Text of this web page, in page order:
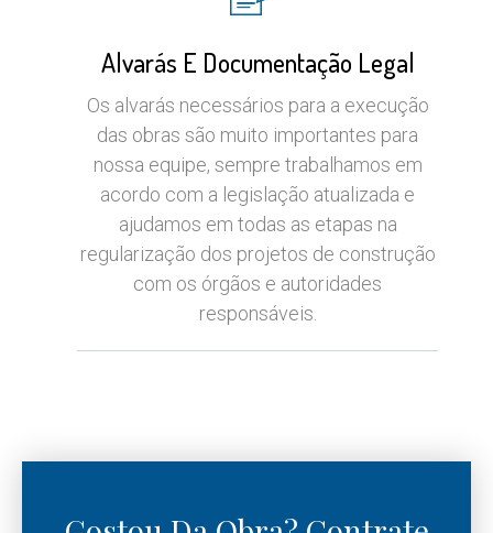
Alvarás E Documentação Legal
Os alvarás necessários para a execução
das obras são muito importantes para
nossa equipe, sempre trabalhamos em
acordo com a legislação atualizada e
ajudamos em todas as etapas na
regularização dos projetos de construção
com os órgãos e autoridades
responsáveis.